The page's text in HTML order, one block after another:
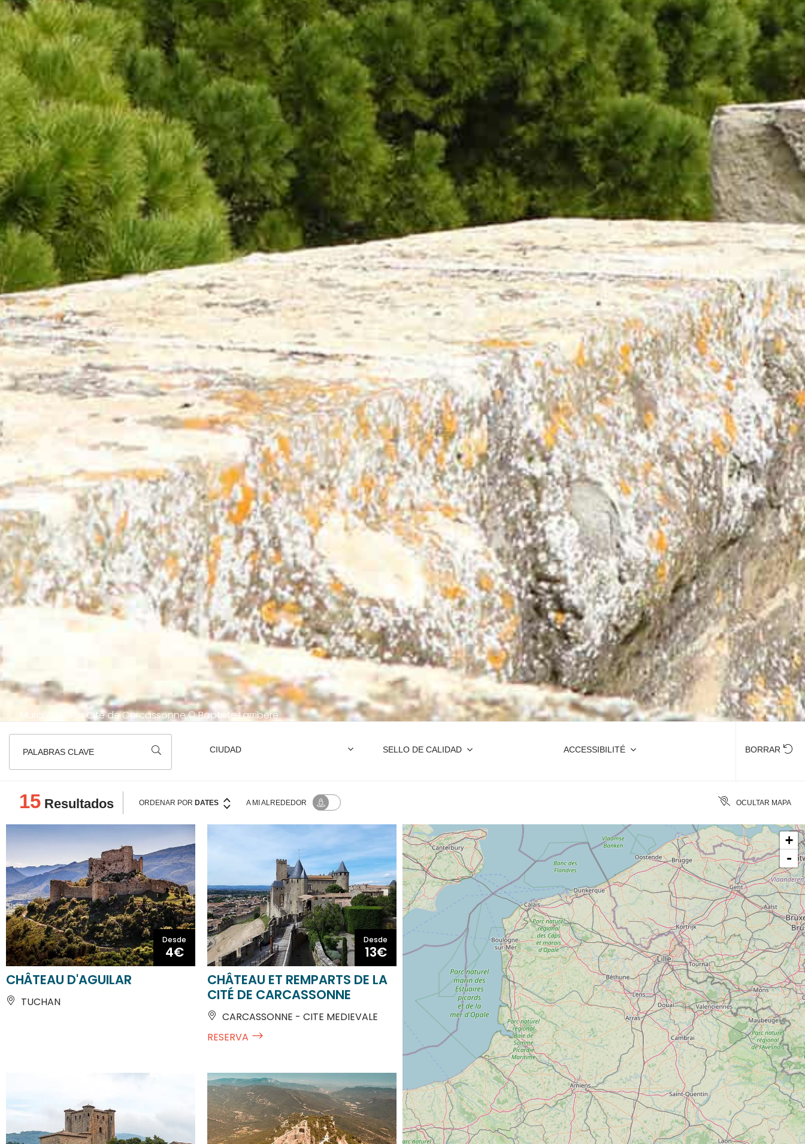
Murallas de la Cité de Carcassonne © Baptiste Larribere
PALABRAS CLAVE SELLO DE CALIDAD ACCESSIBILITÉ BORRAR
15 Resultados ORDENAR POR DATES A MI ALREDEDOR OCULTAR MAPA
Desde
4€
CHÂTEAU D'AGUILAR
TUCHAN
Desde
13€
CHÂTEAU ET REMPARTS DE LA
CITÉ DE CARCASSONNE
CARCASSONNE - CITE MEDIEVALE
RESERVA
+
-